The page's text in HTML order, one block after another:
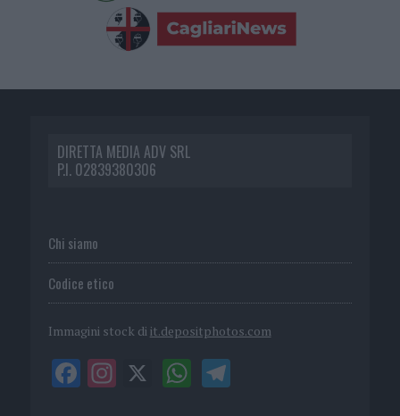
DIRETTA MEDIA ADV SRL
P.I. 02839380306
Chi siamo
Codice etico
Immagini stock di it.depositphotos.com